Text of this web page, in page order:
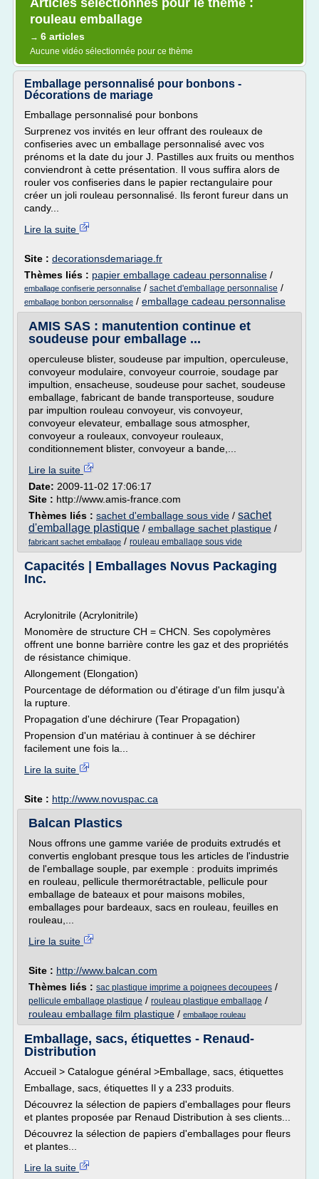
Articles sélectionnés pour le thème :
rouleau emballage
→ 6 articles
Aucune vidéo sélectionnée pour ce thème
Emballage personnalisé pour bonbons -
Décorations de mariage
Emballage personnalisé pour bonbons
Surprenez vos invités en leur offrant des rouleaux de
confiseries avec un emballage personnalisé avec vos
prénoms et la date du jour J. Pastilles aux fruits ou menthos
conviendront à cette présentation. Il vous suffira alors de
rouler vos confiseries dans le papier rectangulaire pour
créer un joli rouleau personnalisé. Ils feront fureur dans un
candy...
Lire la suite
Site : decorationsdemariage.fr
Thèmes liés : papier emballage cadeau personnalise /
emballage confiserie personnalise / sachet d'emballage personnalise /
emballage bonbon personnalise / emballage cadeau personnalise
AMIS SAS : manutention continue et
soudeuse pour emballage ...
operculeuse blister, soudeuse par impultion, operculeuse,
convoyeur modulaire, convoyeur courroie, soudage par
impultion, ensacheuse, soudeuse pour sachet, soudeuse
emballage, fabricant de bande transporteuse, soudure
par impultion rouleau convoyeur, vis convoyeur,
convoyeur elevateur, emballage sous atmospher,
convoyeur a rouleaux, convoyeur rouleaux,
conditionnement blister, convoyeur a bande,...
Lire la suite
Date: 2009-11-02 17:06:17
Site : http://www.amis-france.com
Thèmes liés : sachet d'emballage sous vide / sachet
d'emballage plastique / emballage sachet plastique /
fabricant sachet emballage / rouleau emballage sous vide
Capacités | Emballages Novus Packaging
Inc.
Acrylonitrile (Acrylonitrile)
Monomère de structure CH = CHCN. Ses copolymères
offrent une bonne barrière contre les gaz et des propriétés
de résistance chimique.
Allongement (Elongation)
Pourcentage de déformation ou d'étirage d'un film jusqu'à
la rupture.
Propagation d'une déchirure (Tear Propagation)
Propension d'un matériau à continuer à se déchirer
facilement une fois la...
Lire la suite
Site : http://www.novuspac.ca
Balcan Plastics
Nous offrons une gamme variée de produits extrudés et
convertis englobant presque tous les articles de l'industrie
de l'emballage souple, par exemple : produits imprimés
en rouleau, pellicule thermorétractable, pellicule pour
emballage de bateaux et pour maisons mobiles,
emballages pour bardeaux, sacs en rouleau, feuilles en
rouleau,...
Lire la suite
Site : http://www.balcan.com
Thèmes liés : sac plastique imprime a poignees decoupees /
pellicule emballage plastique / rouleau plastique emballage /
rouleau emballage film plastique / emballage rouleau
Emballage, sacs, étiquettes - Renaud-
Distribution
Accueil > Catalogue général >Emballage, sacs, étiquettes
Emballage, sacs, étiquettes Il y a 233 produits.
Découvrez la sélection de papiers d'emballages pour fleurs
et plantes proposée par Renaud Distribution à ses clients...
Découvrez la sélection de papiers d'emballages pour fleurs
et plantes...
Lire la suite